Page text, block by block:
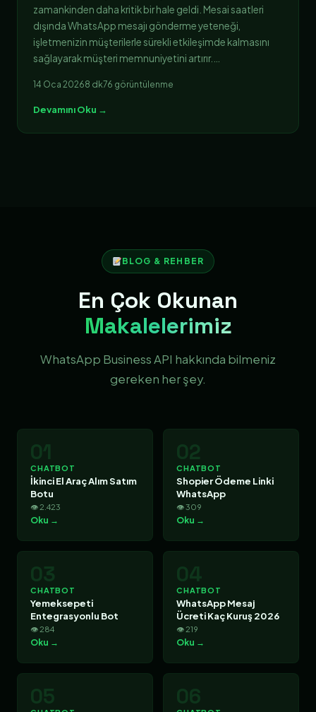
zamankinden daha kritik bir hale geldi. Mesai saatleri
dışında WhatsApp mesajı gönderme yeteneği,
işletmenizin müşterilerle sürekli etkileşimde kalmasını
sağlayarak müşteri memnuniyetini artırır.…
14 Oca 20268 dk76 görüntülenme
Devamını Oku →
BLOG & REHBER
En Çok Okunan
Makalelerimiz
WhatsApp Business API hakkında bilmeniz
gereken her şey.
01
CHATBOT
İkinci El Araç Alım Satım
Botu
👁 2.423
Oku →
02
CHATBOT
Shopier Ödeme Linki
WhatsApp
👁 309
Oku →
03
CHATBOT
Yemeksepeti
Entegrasyonlu Bot
👁 284
Oku →
04
CHATBOT
WhatsApp Mesaj
Ücreti Kaç Kuruş 2026
👁 219
Oku →
05 06